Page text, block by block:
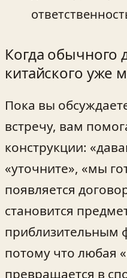
Когда обычного
китайского уже
Пока вы
встречу, вам
конструкции:
«уточните», «мы
появляется
становится
потому что любая
превращается в